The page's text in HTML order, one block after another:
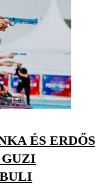
ÉS ERDŐS